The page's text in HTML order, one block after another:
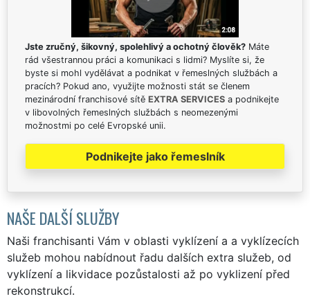
Jste zručný, šikovný, spolehlivý a ochotný člověk? Máte
rád všestrannou práci a komunikaci s lidmi? Myslíte si, že
byste si mohl vydělávat a podnikat v řemeslných službách a
pracích? Pokud ano, využijte možnosti stát se členem
mezinárodní franchisové sítě EXTRA SERVICES a podnikejte
v libovolných řemeslných službách s neomezenými
možnostmi po celé Evropské unii.
Podnikejte jako řemeslník
NAŠE DALŠÍ SLUŽBY
Naši franchisanti Vám v oblasti vyklízení a a vyklízecích
služeb mohou nabídnout řadu dalších extra služeb, od
vyklízení a likvidace pozůstalosti až po vyklizení před
rekonstrukcí.